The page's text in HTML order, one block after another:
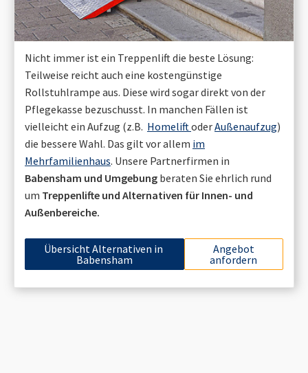
Nicht immer ist ein Treppenlift die beste Lösung:
Teilweise reicht auch eine kostengünstige
Rollstuhlrampe aus. Diese wird sogar direkt von der
Pflegekasse bezuschusst. In manchen Fällen ist
vielleicht ein Aufzug (z.B. HomeliftoderAußenaufzug)
die bessere Wahl. Das gilt vor allem im
Mehrfamilienhaus. Unsere Partnerfirmen in
Babensham und Umgebung beraten Sie ehrlich rund
um Treppenlifte und Alternativen für Innen- und
Außenbereiche.
Übersicht Alternativen in
Babensham
Angebot
anfordern